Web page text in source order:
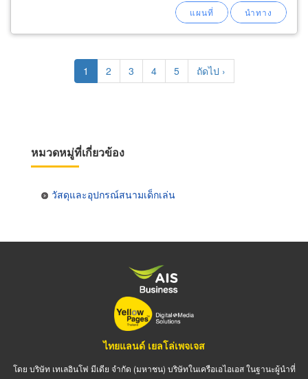
Pagination Current
page
1 Page
2 Page
3 Page
4 Page
5
Next
page
ถัดไป ›
หมวดหมู่ที่เกี่ยวข้อง
วัสดุและอุปกรณ์สนามเด็กเล่น
ไทยแลนด์ เยลโล่เพจเจส
โดย บริษัท เทเลอินโฟ มีเดีย จำกัด (มหาชน) บริษัทในเครือเอไอเอส ในฐานะผู้นำที่